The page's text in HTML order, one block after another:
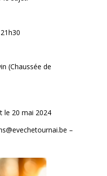
(Chaussée de
le 20 mai 2024
–